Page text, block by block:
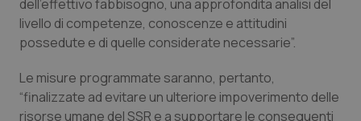
Quotidiano Oncologia
Quotidiano Pediatria
Rene & patologie urogenitali
dell’effettivo fabbisogno, una approfondita analisi del
livello di competenze, conoscenze e attitudini
possedute e di quelle considerate necessarie”.
Le misure programmate saranno, pertanto,
“finalizzate ad evitare un ulteriore impoverimento delle
risorse umane del SSR e a supportare le conseguenti